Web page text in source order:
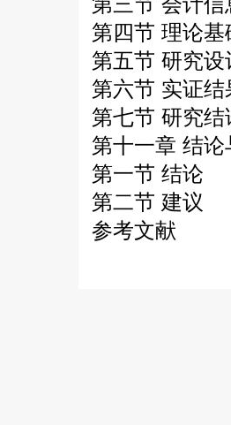
第四节 理论
第五节 研究设
第六节 实证结
第七节 研究结
第十一章 结论
第一节 结论
第二节 建议
参考文献